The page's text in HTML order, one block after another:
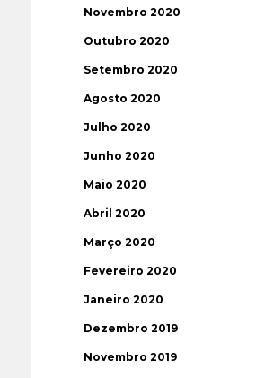
Novembro 2020
Outubro 2020
Setembro 2020
Agosto 2020
Julho 2020
Junho 2020
Maio 2020
Abril 2020
Março 2020
Fevereiro 2020
Janeiro 2020
Dezembro 2019
Novembro 2019